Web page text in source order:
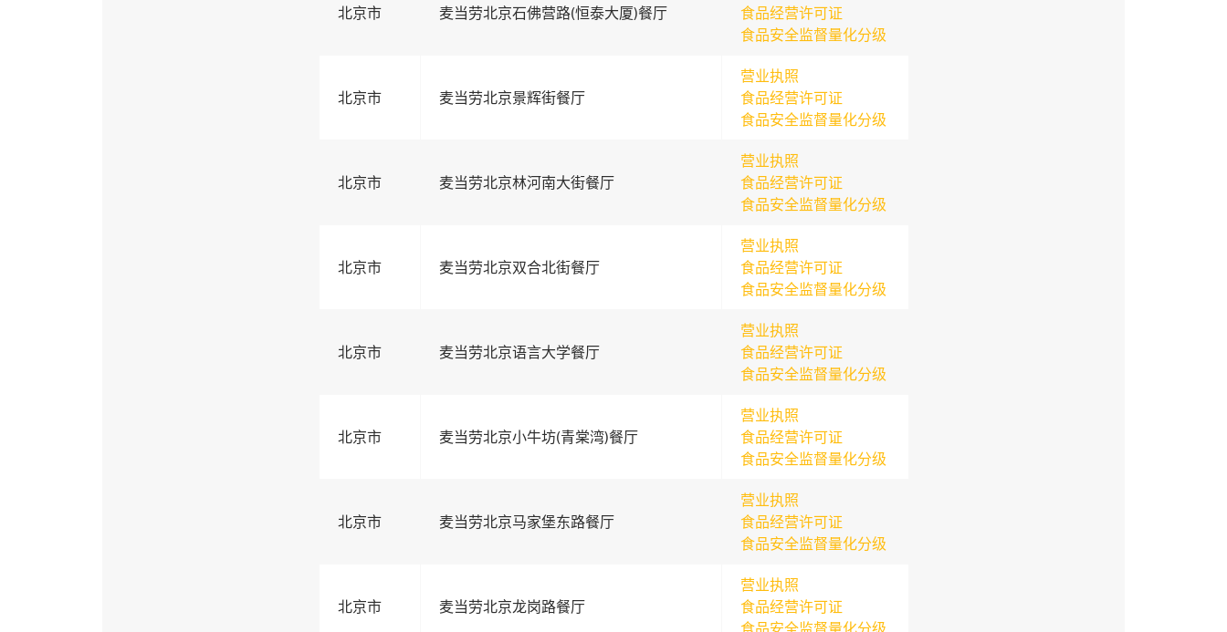
北京市 麦当劳北京石佛营路(恒泰大厦)餐厅
食品经营许可证
食品安全监督量化分级
北京市 麦当劳北京景辉街餐厅
营业执照
食品经营许可证
食品安全监督量化分级
北京市 麦当劳北京林河南大街餐厅
营业执照
食品经营许可证
食品安全监督量化分级
北京市 麦当劳北京双合北街餐厅
营业执照
食品经营许可证
食品安全监督量化分级
北京市 麦当劳北京语言大学餐厅
营业执照
食品经营许可证
食品安全监督量化分级
北京市 麦当劳北京小牛坊(青棠湾)餐厅
营业执照
食品经营许可证
食品安全监督量化分级
北京市 麦当劳北京马家堡东路餐厅
营业执照
食品经营许可证
食品安全监督量化分级
北京市 麦当劳北京龙岗路餐厅
营业执照
食品经营许可证
食品安全监督量化分级